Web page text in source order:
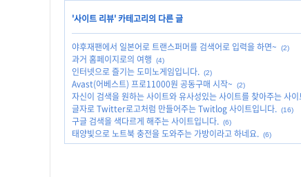
'사이트 리뷰' 카테고리의 다른 글
야후재팬에서 일본어로 트랜스퍼머를 검색어로 입력을 하면~ (2)
과거 홈페이지로의 여행 (4)
인터넷으로 즐기는 도미노게임입니다. (2)
Avast(어베스트) 프로11000원 공동구매 시작~ (2)
자신이 검색을 원하는 사이트와 유사성있는 사이트를 찾아주는 사
글자로 Twitter로고처럼 만들어주는 Twitlog 사이트입니다. (16)
구글 검색을 색다르게 해주는 사이트입니다. (6)
태양빛으로 노트북 충전을 도와주는 가방이라고 하네요. (6)